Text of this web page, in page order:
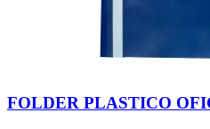
FOLDER PLASTICO